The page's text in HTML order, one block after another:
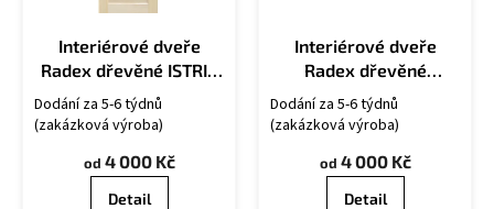
Interiérové dveře
Radex dřevěné ISTRIA
Plné
Dodání za 5-6 týdnů
(zakázková výroba)
od 4 000 Kč
Detail
Interiérové dveře
Radex dřevěné
MANHATTAN 2S
Dodání za 5-6 týdnů
(zakázková výroba)
od 4 000 Kč
Detail